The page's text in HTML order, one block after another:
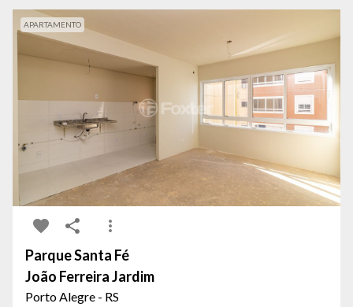
APARTAMENTO
Parque Santa Fé
João Ferreira Jardim
Porto Alegre - RS